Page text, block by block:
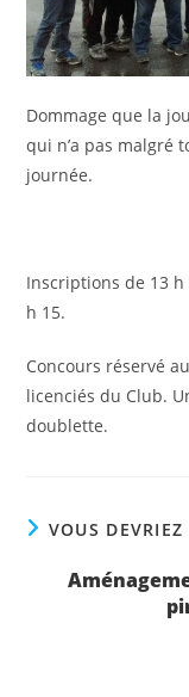
Dommage que la
qui n’a pas malgré
journée.
Inscriptions de 13
h 15.
Concours réservé
licenciés du Club.
doublette.
VOUS